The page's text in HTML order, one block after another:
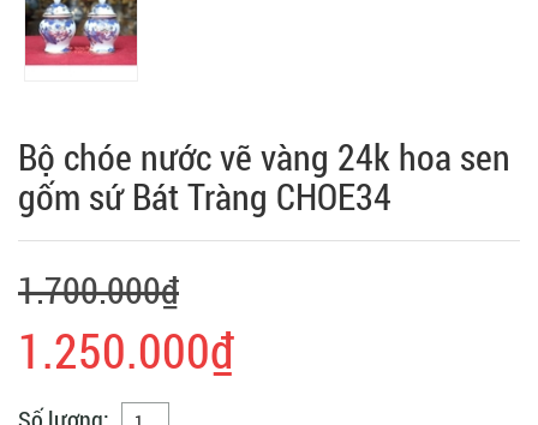
Bộ chóe nước vẽ vàng 24k hoa sen
gốm sứ Bát Tràng CHOE34
1.700.000₫
1.250.000₫